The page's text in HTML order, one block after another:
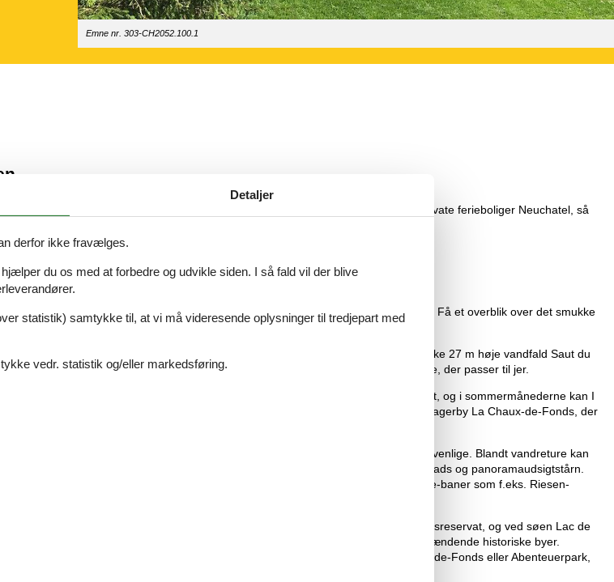
Emne nr. 303-CH2052.100.1
nem adgang til dejlige ferieoplevelser. Vacasol tilbyder det største udvalg af private ferieboliger Neuchatel, så
at booke en feriebolig Neuchatel til privat udlejning her på hjemmesiden.
og historie. Desuden er her et væld af børnevenlige attraktioner og badesøer. Få et overblik over det smukke
botanisk paradis og vilddyrsreservat. Ved søen Lac des Brenets ligger det smukke 27 m høje vandfald Saut du
I vandre- og cykelture af forskellig sværhedsgrad og længde, så der er også nogle, der passer til jer.
idylliske gamle bydel bliver I overvældet af dufte- og synsindtryk af frugt og grønt, og i sommermånederne kan I
og Die Kollegiatskirche von Neuchâtel. En anden hyggelig by er den gamle urmagerby La Chaux-de-Fonds, der
siden 2009.
um den Style sapin” på 36 km eller ”Klein-Sibirien” på 27 km. Begge er familievenlige. Blandt vandreture kan
Standseilbahn La Coudre-Chaumont, hvor I på toppen finder en legeplads og panoramaudsigtstårn.
Fonds eller Abenteuerpark, Chaumont. En anden sjov aktivitet er sommer-slæde-baner som f.eks. Riesen-
sjov for børn. I klippedalen Creux du Van finder I den smukkeste botanik og vilddyrsreservat, og ved søen Lac de
på UNESCO’s verdensarvsliste i 2009 og hovedbyen Neuchâtel er begge spændende historiske byer.
lokalt. Børnene vil elske en svingtur mellem trætoppene i Acroland, La Chaux-de-Fonds eller Abenteuerpark,
Detaljer
derfor ikke fravælges.
du os med at forbedre og udvikle siden. I så fald vil der blive
statistik) samtykke til, at vi må videresende oplysninger til tredjepart med
vedr. statistik og/eller markedsføring.